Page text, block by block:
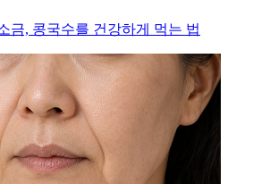
금, 콩국수를 건강하게 먹는 법